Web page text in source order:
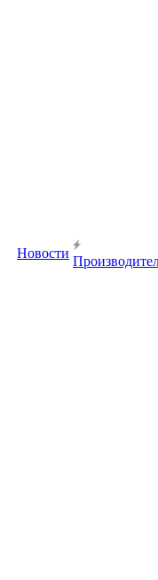
Новости